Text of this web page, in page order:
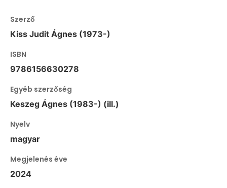
Szerző
Kiss Judit Ágnes (1973-)
ISBN
9786156630278
Egyéb szerzőség
Keszeg Ágnes (1983-) (ill.)
Nyelv
magyar
Megjelenés éve
2024